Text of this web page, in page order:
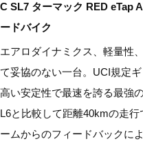
C SL7 ターマック RED eTap
ードバイク
エアロダイナミクス、軽量性
て妥協のない一台。UCI規定
高い安定性で最速を誇る最強
L6と比較して距離40kmの走
ームからのフィードバックに